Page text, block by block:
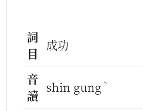
詞
目
成功
音
讀
shin gung ˋ